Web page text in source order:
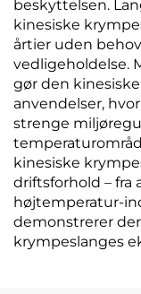
beskyttelsen.
kinesiske
årtier uden
vedligeholdelse.
gør den
anvendelser,
strenge
kinesiske
driftsforhold – fra
højtemperatur-
demonstrerer
krympeslanges